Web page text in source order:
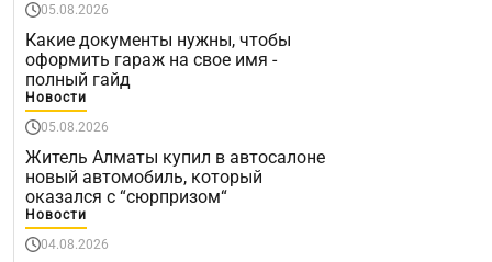
05.08.2026
Какие документы нужны, чтобы
оформить гараж на свое имя -
полный гайд
Новости
05.08.2026
Житель Алматы купил в автосалоне
новый автомобиль, который
оказался с “сюрпризом“
Новости
04.08.2026